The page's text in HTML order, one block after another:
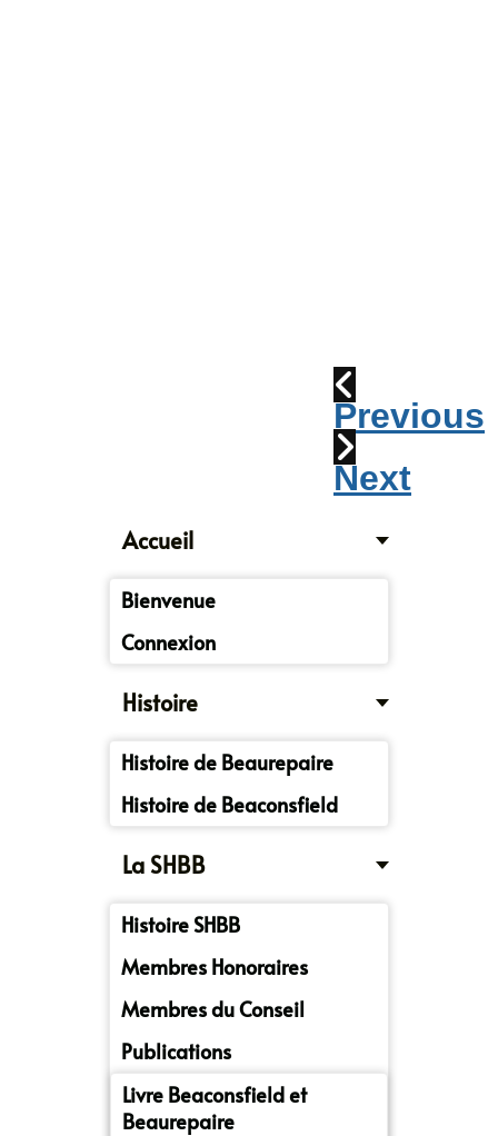
Previous
Next
Accueil
Bienvenue
Connexion
Histoire
Histoire de Beaurepaire
Histoire de Beaconsfield
La SHBB
Histoire SHBB
Membres Honoraires
Membres du Conseil
Publications
Livre Beaconsfield et
Beaurepaire